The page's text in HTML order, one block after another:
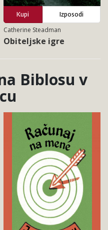
Kupi
Izposodi
Catherine Steadman
Obiteljske igre
Biblosu v